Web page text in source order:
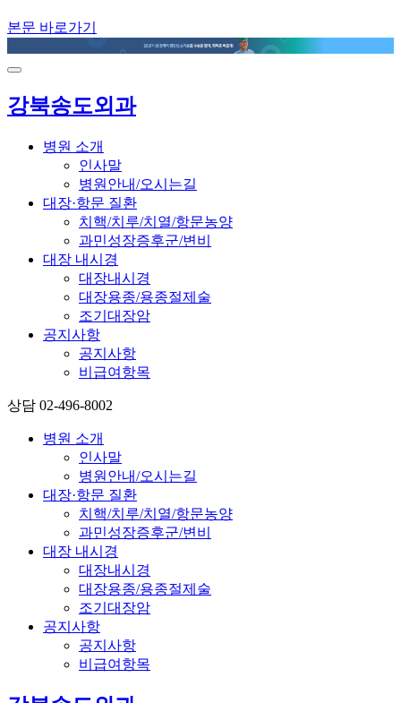
본문 바로가기
강북송도외과
병원 소개
인사말
병원안내/오시는길
대장·항문 질환
치핵/치루/치열/항문농양
과민성장증후군/변비
대장 내시경
대장내시경
대장용종/용종절제술
조기대장암
공지사항
공지사항
비급여항목
상담 02-496-8002
병원 소개
인사말
병원안내/오시는길
대장·항문 질환
치핵/치루/치열/항문농양
과민성장증후군/변비
대장 내시경
대장내시경
대장용종/용종절제술
조기대장암
공지사항
공지사항
비급여항목